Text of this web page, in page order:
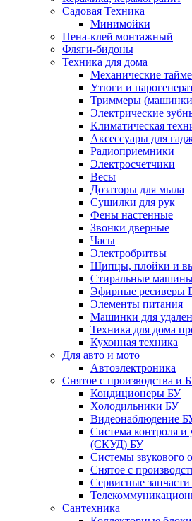
Садовая Техника
Минимойки
Пена-клей монтажный
Фляги-бидоны
Техника для дома
Механические
Утюги и
Триммеры (машинки
Электрические
Климатическая
Аксессуары для
Радиоприемники
Электросчетчики
Весы
Дозаторы для мыла
Сушилки для рук
Фены настенные
Звонки дверные
Часы
Электробритвы
Щипцы, плойки и
Стиральные
Эфирные ресиверы
Элементы питания
Машинки для
Техника для дома
Кухонная техника
Для авто и мото
Автоэлектроника
Снятое с производства и
Кондиционеры БУ
Холодильники БУ
Видеонаблюдение
Система контроля и
(СКУД) БУ
Системы звукового
Снятое с
Сервисные
Сантехника